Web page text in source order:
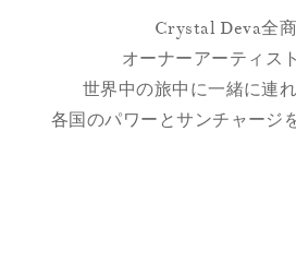
Crystal Deva全
オーナーアーティス
世界中の旅中に一緒に連
各国のパワーとサンチャージ